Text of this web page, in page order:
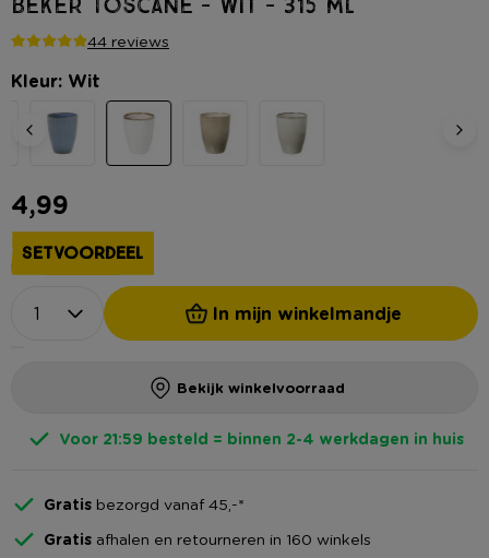
Beker Toscane - wit - 315 ml
44 reviews
Kleur: Wit
4,99
SETVOORDEEL
In mijn winkelmandje
Bekijk winkelvoorraad
Voor 21:59 besteld = binnen 2-4 werkdagen in huis
Gratis bezorgd vanaf 45,-*
Gratis afhalen en retourneren in 160 winkels